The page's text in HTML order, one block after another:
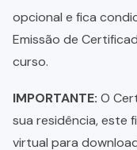
opcional e fica
Emissão de
curso.
IMPORTANTE: O
sua residência, este
virtual para